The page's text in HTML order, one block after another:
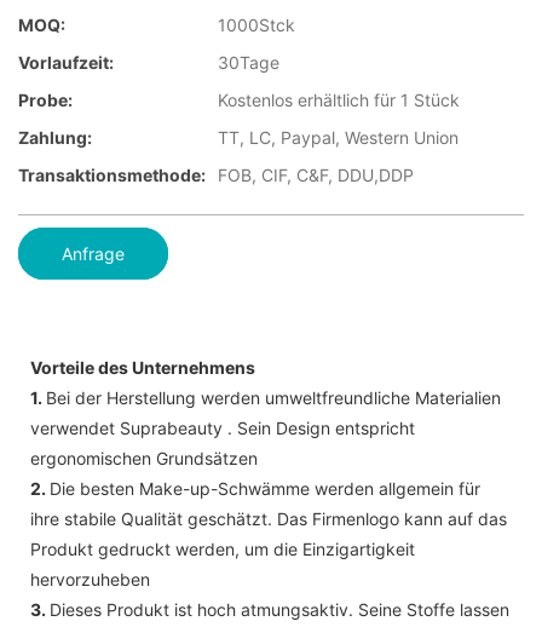
MOQ:
1000Stck
Vorlaufzeit:
30Tage
Probe:
Kostenlos erhältlich für 1 Stück
Zahlung:
TT, LC, Paypal, Western Union
Transaktionsmethode:
FOB, CIF, C&F, DDU,DDP
Anfrage
Vorteile des Unternehmens
1. Bei der Herstellung werden umweltfreundliche Materialien
verwendet Suprabeauty . Sein Design entspricht
ergonomischen Grundsätzen
2. Die besten Make-up-Schwämme werden allgemein für
ihre stabile Qualität geschätzt. Das Firmenlogo kann auf das
Produkt gedruckt werden, um die Einzigartigkeit
hervorzuheben
3. Dieses Produkt ist hoch atmungsaktiv. Seine Stoffe lassen